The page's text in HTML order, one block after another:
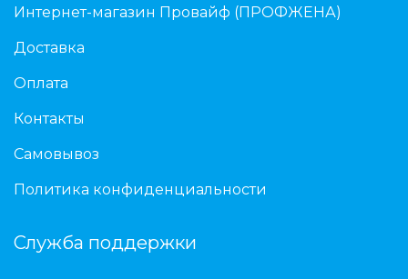
Интернет-магазин Провайф (ПРОФЖЕНА)
Доставка
Оплата
Контакты
Самовывоз
Политика конфиденциальности
Служба поддержки